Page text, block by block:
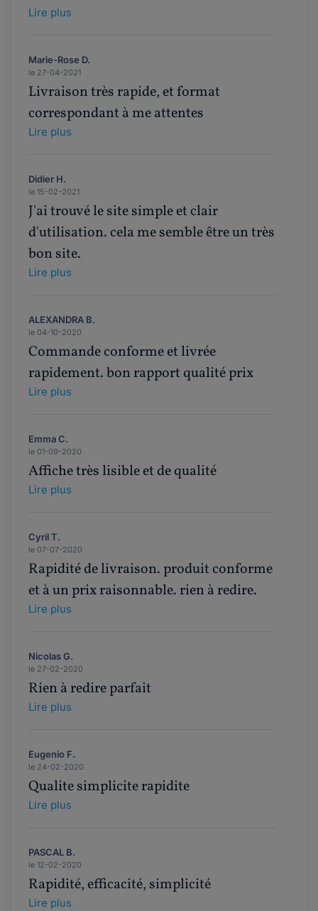
Lire plus
Marie-Rose D.
le 27-04-2021
Livraison très rapide, et format
correspondant à me attentes
Lire plus
Didier H.
le 15-02-2021
J'ai trouvé le site simple et clair
d'utilisation. cela me semble être un très
bon site.
Lire plus
ALEXANDRA B.
le 04-10-2020
Commande conforme et livrée
rapidement. bon rapport qualité prix
Lire plus
Emma C.
le 01-09-2020
Affiche très lisible et de qualité
Lire plus
Cyril T.
le 07-07-2020
Rapidité de livraison. produit conforme
et à un prix raisonnable. rien à redire.
Lire plus
Nicolas G.
le 27-02-2020
Rien à redire parfait
Lire plus
Eugenio F.
le 24-02-2020
Qualite simplicite rapidite
Lire plus
PASCAL B.
le 12-02-2020
Rapidité, efficacité, simplicité
Lire plus